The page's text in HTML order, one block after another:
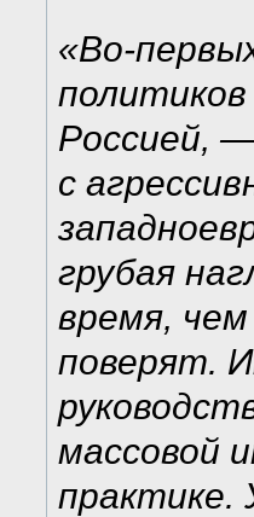
«Во-
Россией,
с
грубая
время,
поверят.
массовой
практике.